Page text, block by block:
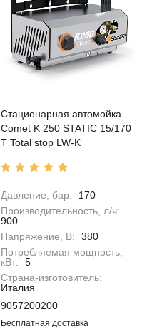
Стационарная автомойка
Comet K 250 STATIC 15/170
T Total stop LW-K
Давление, бар:
170
Производительность, л/ч:
900
Напряжение, В:
380
Потребляемая мощность,
кВт:
5
Страна-изготовитель:
Италия
9057200200
Бесплатная доставка